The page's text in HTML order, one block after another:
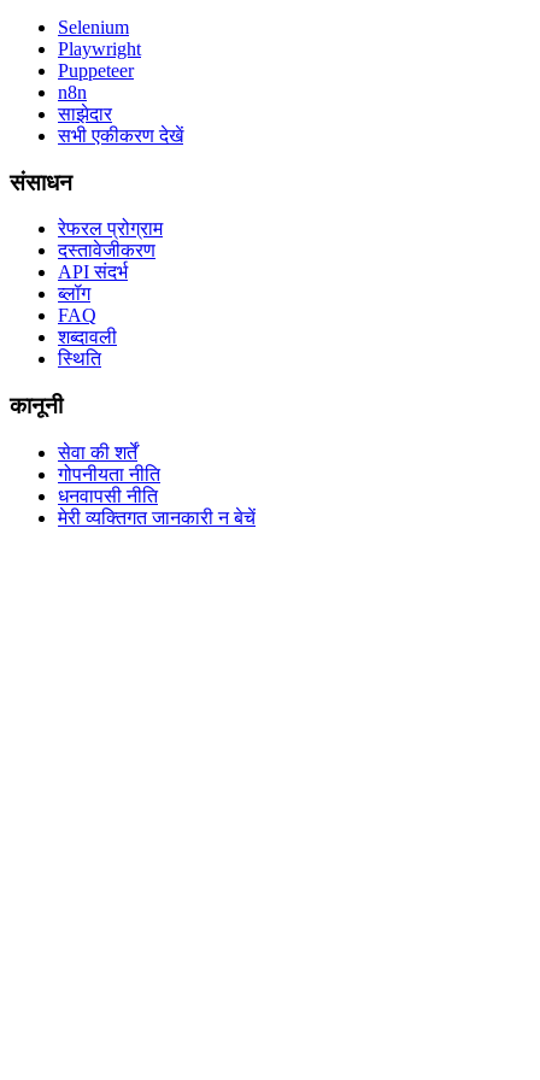
Selenium
Playwright
Puppeteer
n8n
साझेदार
सभी एकीकरण देखें
संसाधन
रेफरल प्रोग्राम
दस्तावेजीकरण
API संदर्भ
ब्लॉग
FAQ
शब्दावली
स्थिति
कानूनी
सेवा की शर्तें
गोपनीयता नीति
धनवापसी नीति
मेरी व्यक्तिगत जानकारी न बेचें